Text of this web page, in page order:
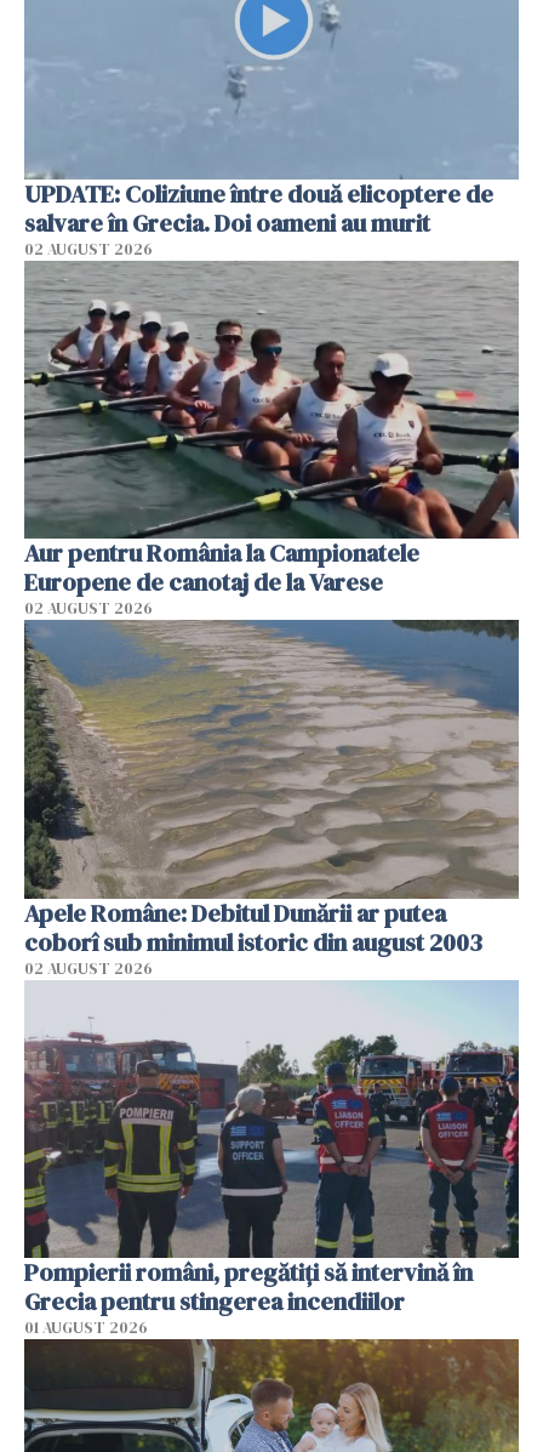
UPDATE: Coliziune între două elicoptere de
salvare în Grecia. Doi oameni au murit
02 AUGUST 2026
Aur pentru România la Campionatele
Europene de canotaj de la Varese
02 AUGUST 2026
Apele Române: Debitul Dunării ar putea
coborî sub minimul istoric din august 2003
02 AUGUST 2026
Pompierii români, pregătiţi să intervină în
Grecia pentru stingerea incendiilor
01 AUGUST 2026